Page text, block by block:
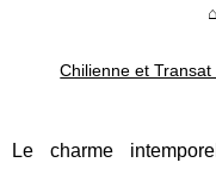
Chilienne et Transat
Le charme